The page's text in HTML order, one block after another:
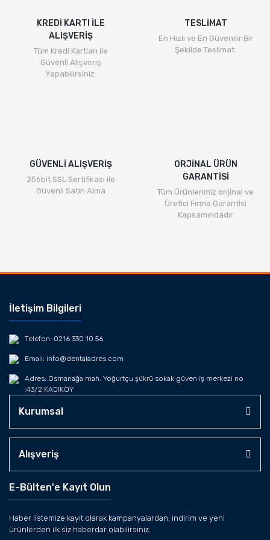
Ürün açıklamasında eksik bilgiler bulunuyor.
Ürün bilgilerinde hatalar bulunuyor.
Ürün fiyatı diğer sitelerden daha pahalı.
Bu ürüne benzer farklı alternatifler olmalı.
KREDİ KARTI İLE
ALIŞVERİŞ
Tüm Kredi Kartları ile
Güvenli Alışveriş
Yapabilirsiniz.
TESLİMAT
En Hızlı ve En Güvenilir Bir
Şekilde Teslimat.
GÜVENLİ ALIŞVERİŞ
256bit SSL Sertifikası ile
Güvenli Satın Alma
ORJİNAL ÜRÜN
GARANTİSİ
Tüm Ürünlerimiz orijinal ve
Üretici Firma Garantisi
Kapsamındadır
İletişim Bilgileri
Telefon: 0216 330 10 56
Email: info@dentaladres.com
Adres: Osmanağa mah. Yoğurtçu şükrü sokak güven iş merkezi no
:43/2 KADIKÖY
Kurumsal
Alışveriş
E-Bülten'e Kayıt Olun
Haber listemize kayıt olarak kampanyalardan, indirim ve yeni
ürünlerden ilk siz haberdar olabilirsiniz.